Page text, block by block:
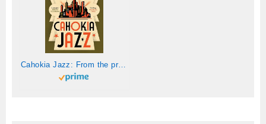
Cahokia Jazz: From the prizewinning author of Golden Hill 'the best book of the century' Richard Osman (English Edition)